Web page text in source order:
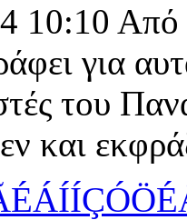
10:10
για
του
και